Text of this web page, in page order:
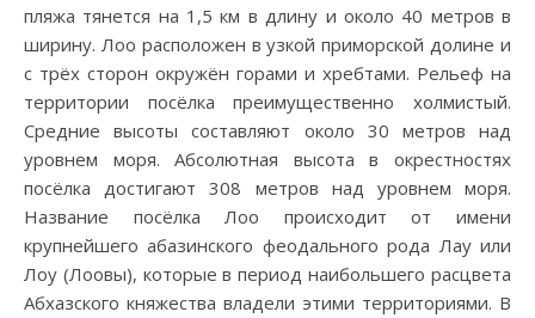
пляжа тянется на 1,5 км в длину и около 40 метров в
ширину. Лоо расположен в узкой приморской долине и
с трёх сторон окружён горами и хребтами. Рельеф на
территории посёлка преимущественно холмистый.
Средние высоты составляют около 30 метров над
уровнем моря. Абсолютная высота в окрестностях
посёлка достигают 308 метров над уровнем моря.
Название посёлка Лоо происходит от имени
крупнейшего абазинского феодального рода Лау или
Лоу (Лоовы), которые в период наибольшего расцвета
Абхазского княжества владели этими территориями. В